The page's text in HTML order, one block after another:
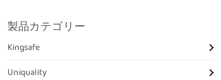
製品カテゴリー
Kingsafe
Uniquality